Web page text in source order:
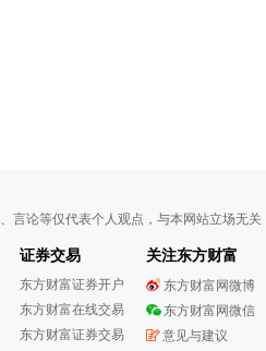
言论等仅代表个人观点，与本网站立场无
证券交易
东方财富证券开户
东方财富在线交易
东方财富证券交易
关注东方财富
东方财富网微博
东方财富网微信
意见与建议